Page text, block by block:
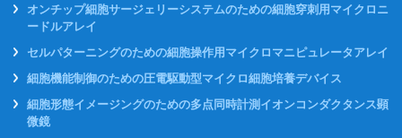
オンチップ細胞サージェリーシステムのための細胞穿刺用マイクロニ
ードルアレイ
セルパターニングのための細胞操作用マイクロマニピュレータアレイ
細胞機能制御のための圧電駆動型マイクロ細胞培養デバイス
細胞形態イメージングのための多点同時計測イオンコンダクタンス顕
微鏡